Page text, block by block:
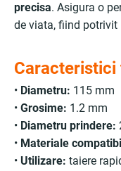
precisa. Asigura o
de viata, fiind potrivit
Caracteristici
• Diametru: 115 mm
• Grosime: 1.2 mm
• Diametru prindere:
• Materiale
• Utilizare: taiere